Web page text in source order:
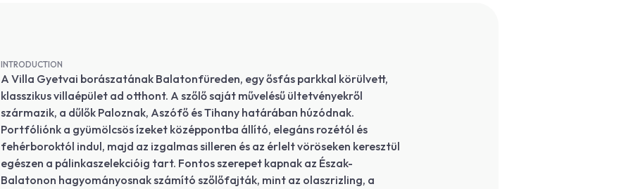
INTRODUCTION
A Villa Gyetvai borászatának Balatonfüreden, egy ősfás parkkal körülvett,
klasszikus villaépület ad otthont. A szőlő saját művelésű ültetvényekről
származik, a dűlők Paloznak, Aszófő és Tihany határában húzódnak.
Portfóliónk a gyümölcsös ízeket középpontba állító, elegáns rozétól és
fehérboroktól indul, majd az izgalmas silleren és az érlelt vöröseken keresztül
egészen a pálinkaszelekcióig tart. Fontos szerepet kapnak az Észak-
Balatonon hagyományosnak számító szőlőfajták, mint az olaszrizling, a